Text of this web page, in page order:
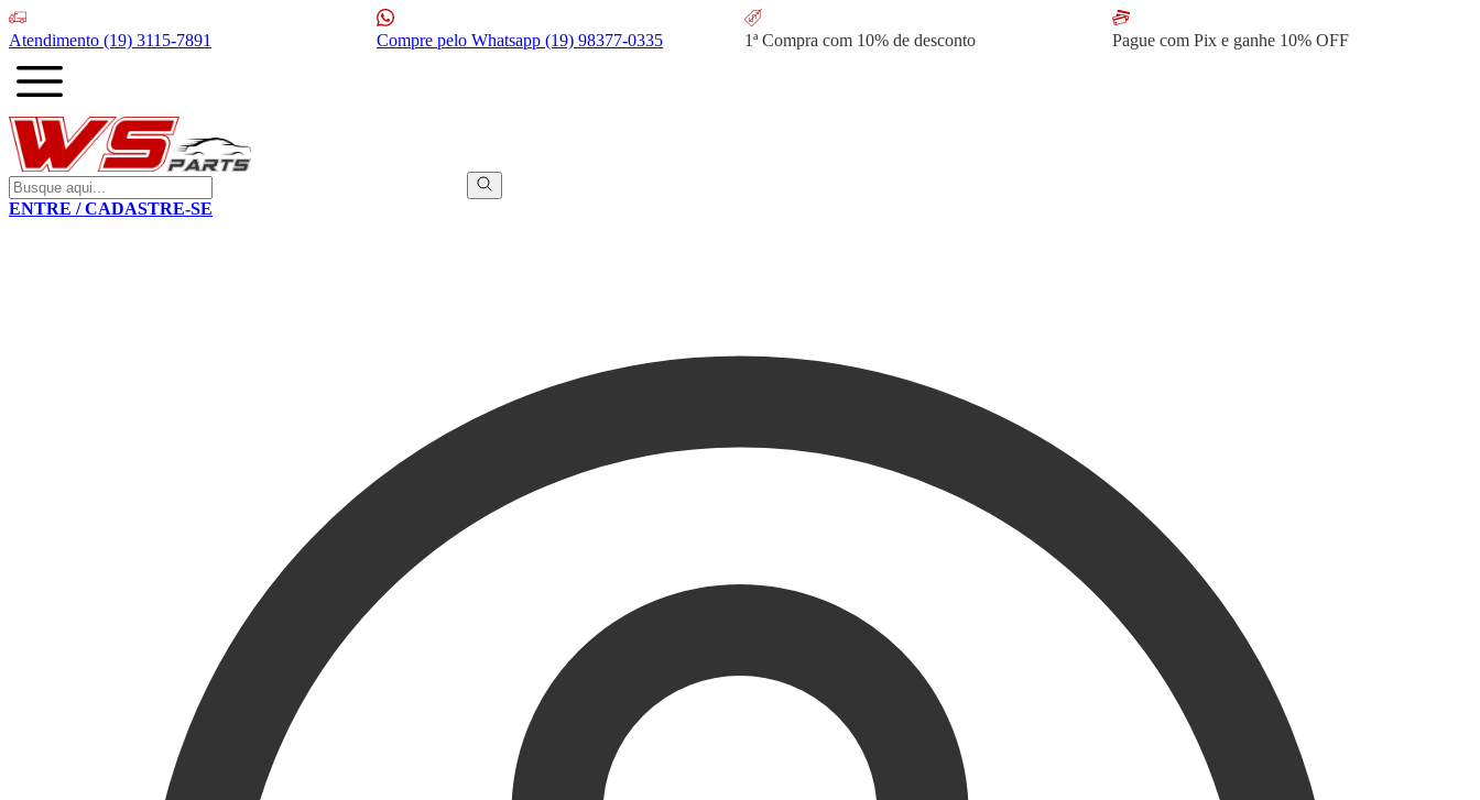
Atendimento (19) 3115-7891 Compre pelo Whatsapp (19) 98377-0335 1ª Compra com 10% de desconto Pague com Pix e ganhe 10% OFF
ENTRE / CADASTRE-SE